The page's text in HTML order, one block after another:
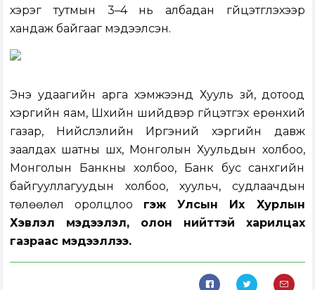
хэрэг тутмын 3–4 нь албадан гүйцэтгүүлэхээр
хандаж байгааг мэдээлсэн.
Энэ удаагийн арга хэмжээнд Хууль зүй, дотоод
хэргийн яам, Шүүхийн шийдвэр гүйцэтгэх ерөнхий
газар, Нийслэлийн Иргэний хэргийн давж
заалдах шатны шүүх, Монголын Хуульдын холбоо,
Монголын Банкны холбоо, Банк бус санхүүгийн
байгууллагуудын холбоо, хуульч, судлаачдын
төлөөлөл оролцлоо гэж Улсын Их Хурлын
Хэвлэл мэдээлэл, олон нийттэй харилцах
газраас мэдээллээ.